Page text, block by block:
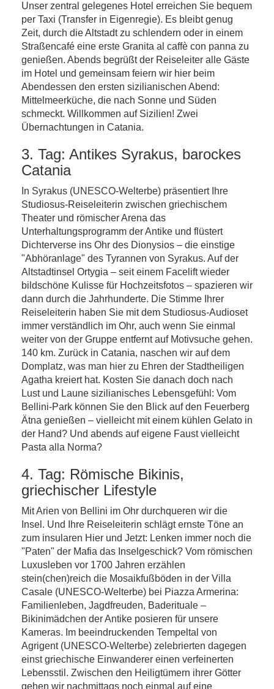
Unser zentral gelegenes Hotel erreichen Sie bequem
per Taxi (Transfer in Eigenregie). Es bleibt genug
Zeit, durch die Altstadt zu schlendern oder in einem
Straßencafé eine erste Granita al caffè con panna zu
genießen. Abends begrüßt der Reiseleiter alle Gäste
im Hotel und gemeinsam feiern wir hier beim
Abendessen den ersten sizilianischen Abend:
Mittelmeerküche, die nach Sonne und Süden
schmeckt. Willkommen auf Sizilien! Zwei
Übernachtungen in Catania.
3. Tag: Antikes Syrakus, barockes
Catania
In Syrakus (UNESCO-Welterbe) präsentiert Ihre
Studiosus-Reiseleiterin zwischen griechischem
Theater und römischer Arena das
Unterhaltungsprogramm der Antike und flüstert
Dichterverse ins Ohr des Dionysios – die einstige
"Abhöranlage" des Tyrannen von Syrakus. Auf der
Altstadtinsel Ortygia – seit einem Facelift wieder
bildschöne Kulisse für Hochzeitsfotos – spazieren wir
dann durch die Jahrhunderte. Die Stimme Ihrer
Reiseleiterin haben Sie mit dem Studiosus-Audioset
immer verständlich im Ohr, auch wenn Sie einmal
weiter von der Gruppe entfernt auf Motivsuche gehen.
140 km. Zurück in Catania, naschen wir auf dem
Domplatz, was man hier zu Ehren der Stadtheiligen
Agatha kreiert hat. Kosten Sie danach doch nach
Lust und Laune sizilianisches Lebensgefühl: Vom
Bellini-Park können Sie den Blick auf den Feuerberg
Ätna genießen – vielleicht mit einem kühlen Gelato in
der Hand? Und abends auf eigene Faust vielleicht
Pasta alla Norma?
4. Tag: Römische Bikinis,
griechischer Lifestyle
Mit Arien von Bellini im Ohr durchqueren wir die
Insel. Und Ihre Reiseleiterin schlägt ernste Töne an
zum insularen Hier und Jetzt: Lenken immer noch die
"Paten" der Mafia das Inselgeschick? Vom römischen
Luxusleben vor 1700 Jahren erzählen
stein(chen)reich die Mosaikfußböden in der Villa
Casale (UNESCO-Welterbe) bei Piazza Armerina:
Familienleben, Jagdfreuden, Baderituale –
Bikinimädchen der Antike posieren für unsere
Kameras. Im beeindruckenden Tempeltal von
Agrigent (UNESCO-Welterbe) zelebrierten dagegen
einst griechische Einwanderer einen verfeinerten
Lebensstil. Zwischen den Heiligtümern ihrer Götter
gehen wir nachmittags noch einmal auf eine